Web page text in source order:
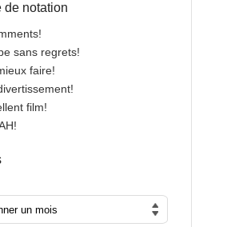
de notation
sans regrets!
faire!
film!